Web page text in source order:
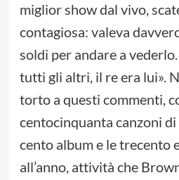
miglior show dal vivo,
contagiosa: valeva
soldi per andare a
tutti gli altri, il re era lui».
torto a questi commenti,
centocinquanta canzoni di
cento album e le trecento
all’anno, attività che